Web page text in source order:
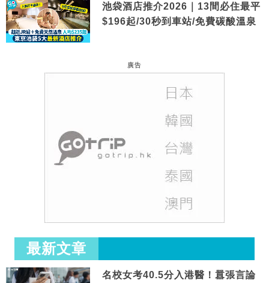
池袋酒店推介2026｜13間必住最平
$196起/30秒到車站/免費碳酸溫泉
廣告
最新文章
名校女考40.5分入港醫！囂張言論